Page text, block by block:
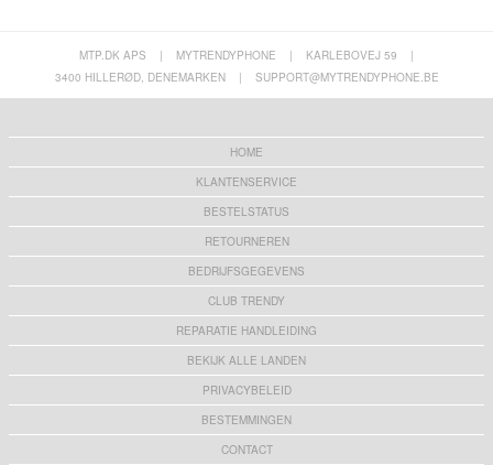
MTP.DK APS | MYTRENDYPHONE | KARLEBOVEJ 59
|
3400 HILLERØD, DENEMARKEN
| SUPPORT@MYTRENDYPHONE.BE
HOME
KLANTENSERVICE
BESTELSTATUS
RETOURNEREN
BEDRIJFSGEGEVENS
CLUB TRENDY
REPARATIE HANDLEIDING
BEKIJK ALLE LANDEN
PRIVACYBELEID
BESTEMMINGEN
CONTACT